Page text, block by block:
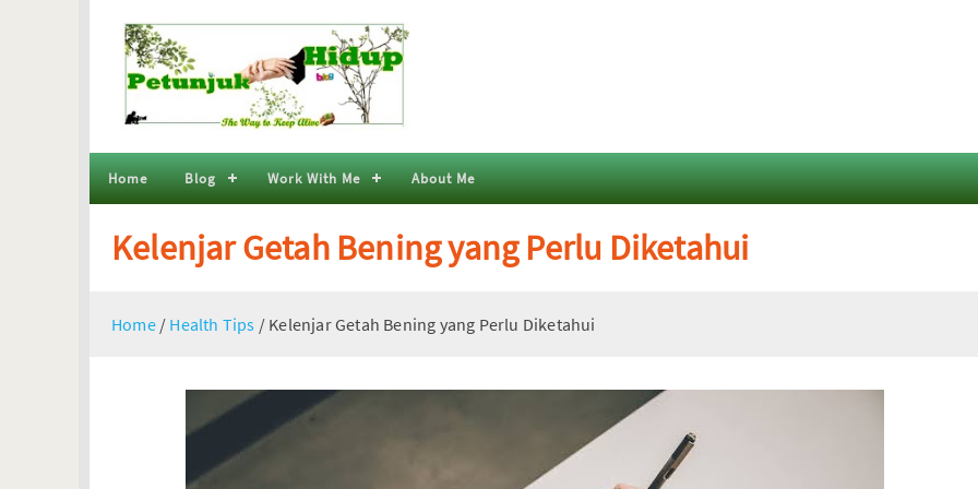
Home Blog Work With Me About Me
Kelenjar Getah Bening yang Perlu Diketahui
Home / Health Tips / Kelenjar Getah Bening yang Perlu Diketahui